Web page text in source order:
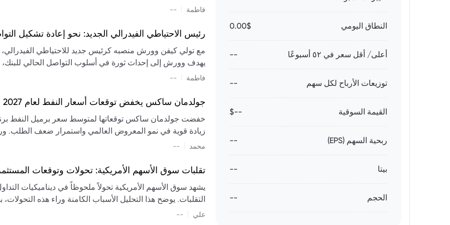
النطاق اليومي 0.00$
أعلى/ أقل سعر في ٥٢ أسبوعًا --
توزيعات الأرباح لكل سهم --
القيمة السوقية --$
ربحية السهم (EPS) --
بيتا --
الحجم --
تشكيل تقييم الصناعة، مع توقعات بارتفاع مستمر في الأسعار
فاطمة --
رئيس الاحتياطي الفيدرالي الجديد: نحو إعادة تشكيل
مع تولي كيفن وورش منصبه كرئيس جديد للاحتياطي الفيدرالي،
يهدف وورش إلى إحداث ثورة في أسلوب التواصل الحالي للبنك،
السياسة ويمنح البنك المركزي دوراً مبالغاً فيه. يسعى إلى
فاطمة --
جولدمان ساكس يخفض توقعات أسعار النفط لعام 2027 وسط تغيرات في العرض والطلب
زيادة قوية في نمو المعروض العالمي واستمرار ضعف الطلب.
العالمية في الربع الثاني
سابقًا. من المتوقع عودة صادرات دول الخليج إلى طبيعتها
عدم اليقين الجيوسياسي يمكن أن يؤدي إلى تقلبات سعرية
استمرار الاضطرابات، وسيناريوهات لانخفاض الأسعار في
إضافي.
محمد --
تقلبات سوق الأسهم الأمريكية: تحولات وتوقعات
يشهد سوق الأسهم الأمريكية تحولاً ملحوظاً في ديناميكيات
التقلبات. يوضح هذا التحليل الأسباب الكامنة وراء هذه
علي --